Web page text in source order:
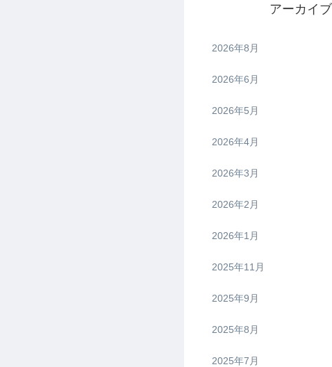
アーカイブ
2026年8月
2026年6月
2026年5月
2026年4月
2026年3月
2026年2月
2026年1月
2025年11月
2025年9月
2025年8月
2025年7月